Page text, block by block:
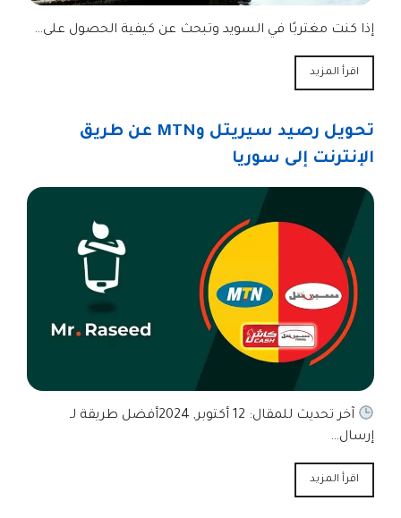
إذا كنت مغتربًا في السويد وتبحث عن كيفية الحصول على…
اقرأ المزيد
تحويل رصيد سيريتل وMTN عن طريق
الإنترنت إلى سوريا
آخر تحديث للمقال: 12 أكتوبر, 2024أفضل طريقة لـ
إرسال…
اقرأ المزيد